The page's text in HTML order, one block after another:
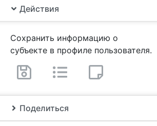
Действия
Сохранить информацию о
субъекте в профиле пользователя.
Поделиться